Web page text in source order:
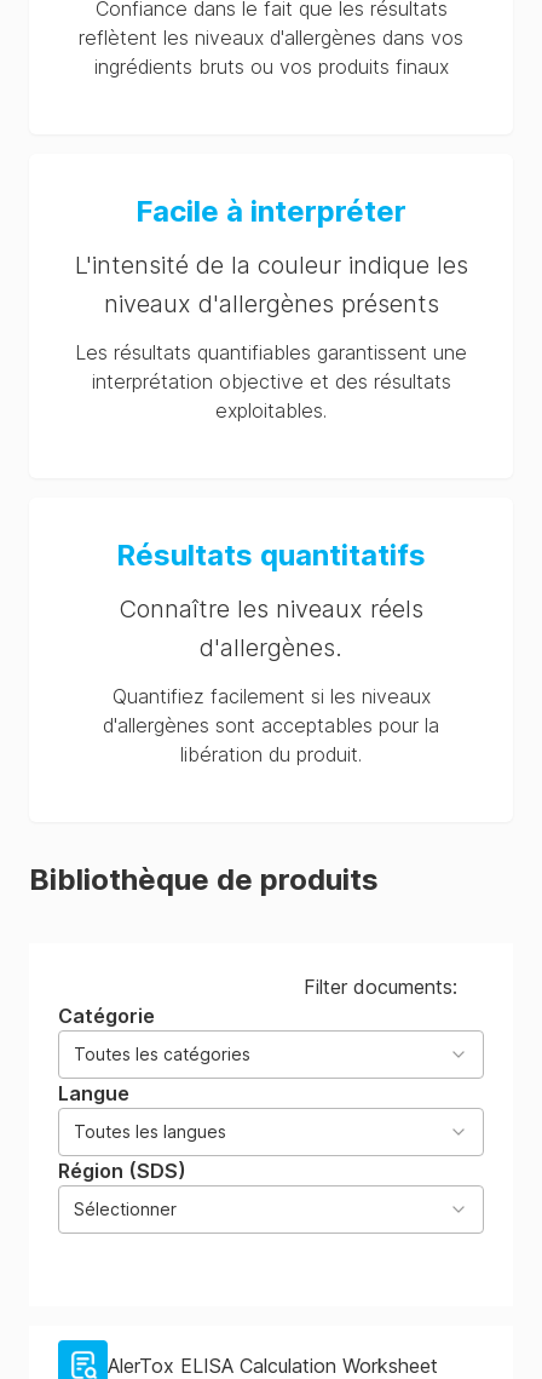
Confiance dans le fait que les résultats
reflètent les niveaux d'allergènes dans vos
ingrédients bruts ou vos produits finaux
Facile à interpréter
L'intensité de la couleur indique les
niveaux d'allergènes présents
Les résultats quantifiables garantissent une
interprétation objective et des résultats
exploitables.
Résultats quantitatifs
Connaître les niveaux réels
d'allergènes.
Quantifiez facilement si les niveaux
d'allergènes sont acceptables pour la
libération du produit.
Bibliothèque de produits
Filter documents:
Catégorie
Toutes les catégories
Langue
Toutes les langues
Région (SDS)
Sélectionner
AlerTox ELISA Calculation Worksheet